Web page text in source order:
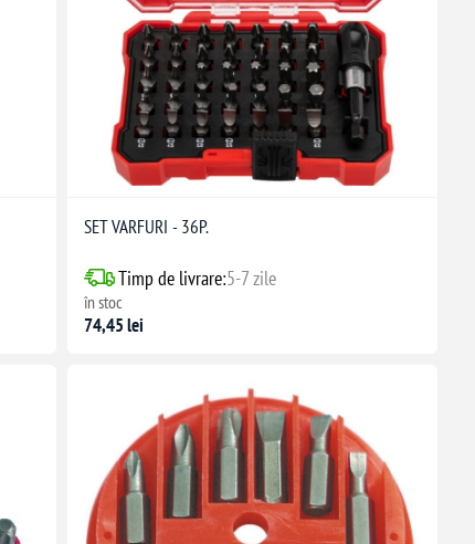
SET VARFURI - 36P.
Timp de livrare:5-7 zile
în stoc
74,45 lei